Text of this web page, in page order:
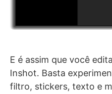
E é assim que você
Inshot. Basta
filtro, stickers, texto e